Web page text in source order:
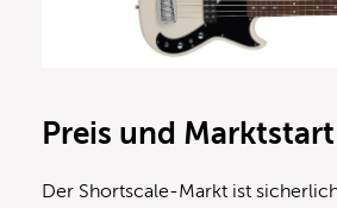
Preis und Marktstart
Der Shortscale-Markt ist